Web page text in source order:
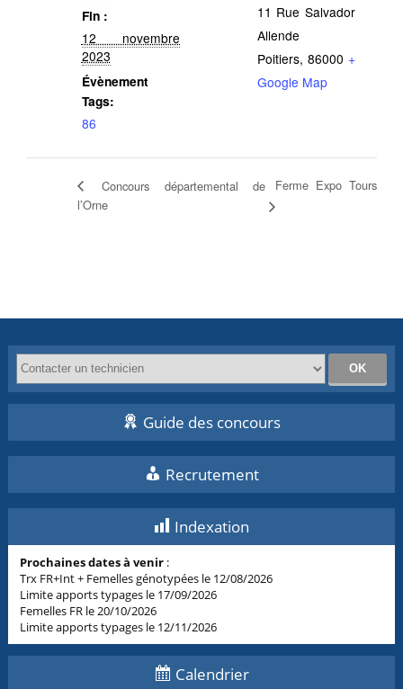
Fin :
12 novembre
2023
Évènement
Tags:
86
11 Rue Salvador
Allende
Poitiers, 86000 +
Google Map
Concours départemental de
l’Orne
Ferme Expo Tours
Guide des concours
Recrutement
Indexation
Prochaines dates à venir :
Trx FR+Int + Femelles génotypées le 12/08/2026
Limite apports typages le 17/09/2026
Femelles FR le 20/10/2026
Limite apports typages le 12/11/2026
Calendrier